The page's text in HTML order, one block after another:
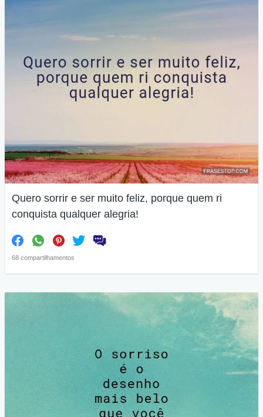
Quero sorrir e ser muito feliz, porque quem ri
conquista qualquer alegria!
68 compartilhamentos